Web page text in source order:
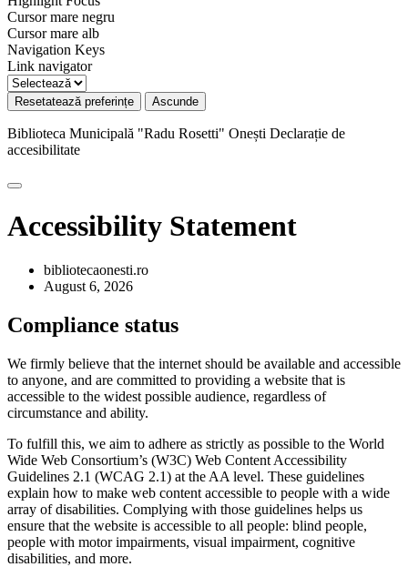
Cursor mare negru
Cursor mare alb
Navigation Keys
Link navigator
Resetatează preferințe Ascunde
Biblioteca Municipală "Radu Rosetti" Onești Declarație de
accesibilitate
Accessibility Statement
bibliotecaonesti.ro
August 6, 2026
Compliance status
We firmly believe that the internet should be available and accessible
to anyone, and are committed to providing a website that is
accessible to the widest possible audience, regardless of
circumstance and ability.
To fulfill this, we aim to adhere as strictly as possible to the World
Wide Web Consortium’s (W3C) Web Content Accessibility
Guidelines 2.1 (WCAG 2.1) at the AA level. These guidelines
explain how to make web content accessible to people with a wide
array of disabilities. Complying with those guidelines helps us
ensure that the website is accessible to all people: blind people,
people with motor impairments, visual impairment, cognitive
disabilities, and more.